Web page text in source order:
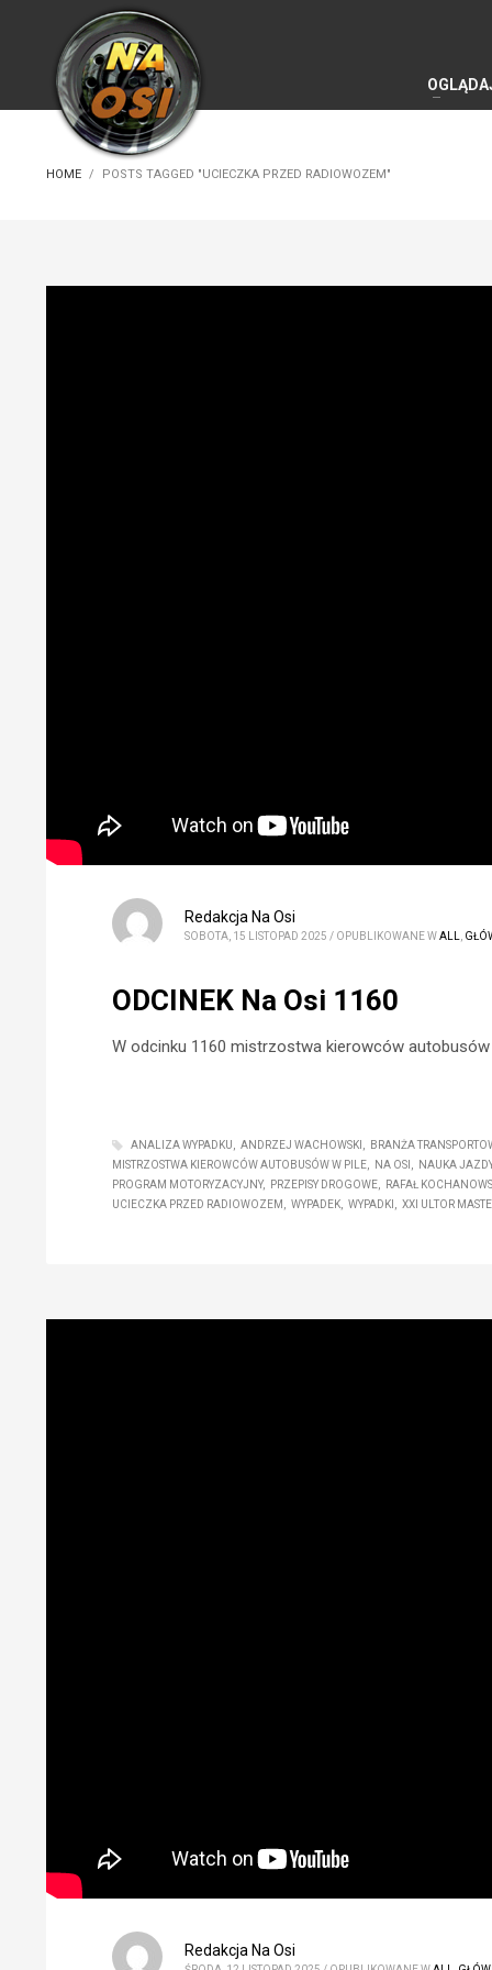
HOME POSTS TAGGED "UCIECZKA PRZED RADIOWOZEM"
Redakcja Na Osi
SOBOTA, 15 LISTOPAD 2025 / OPUBLIKOWANE WALL
ODCINEK Na Osi 1160
W odcinku 1160 mistrzostwa kierowców
ANALIZA WYPADKU ANDRZEJ WACHOWSKI BRANŻA
MISTRZOSTWA KIEROWCÓW AUTOBUSÓW W PILE
NA OSI NAUKA JAZDY
PROGRAM MOTORYZACYJNY
PRZEPISY DROGOWE RAFAŁ
UCIECZKA PRZED RADIOWOZEM
WYPADEK WYPADKI XXI ULTOR
Redakcja Na Osi